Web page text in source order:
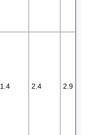
1.4 2.4 2.9